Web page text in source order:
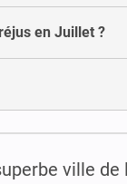
en Juillet ?
ville